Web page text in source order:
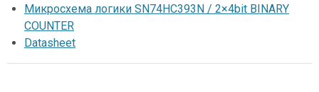
Микросхема логики SN74HC393N / 2×4bit BINARY
COUNTER
Datasheet